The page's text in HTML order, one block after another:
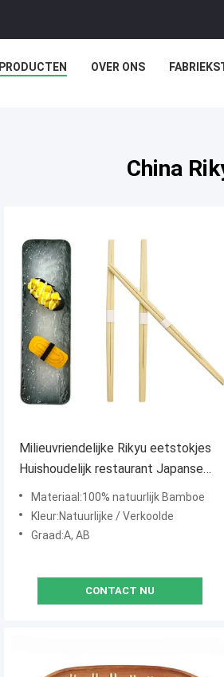
PRODUCTEN OVER ONS
China
Milieuvriendelijke Rikyu eetstokjes
Huishoudelijk restaurant Japanse
bamboe eetstokjes
Materiaal:100% natuurlijk Bamboe
Kleur:Natuurlijke / Verkoolde
Graad:A, AB
CONTACT NU